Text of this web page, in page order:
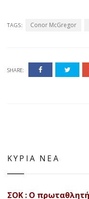
TAGS: Conor McGregor
SHARE:
ΚΥΡΙΑ ΝΕΑ
ΣΟΚ : Ο